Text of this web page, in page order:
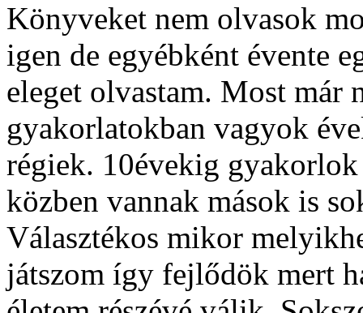
Könyveket nem olvasok
igen de egyébként évente
eleget olvastam. Most már
gyakorlatokban vagyok
régiek. 10évekig
közben vannak mások is
Választékos mikor
játszom így fejlődök mert